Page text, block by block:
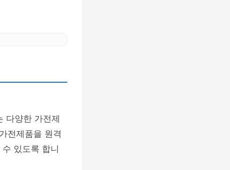
다양한 가전제
전제품을 원격
수 있도록 합니